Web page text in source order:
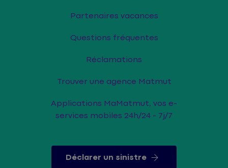
Partenaires vacances
Questions fréquentes
Réclamations
Trouver une agence Matmut
Applications MaMatmut, vos e-
services mobiles 24h/24 - 7j/7
Déclarer un sinistre